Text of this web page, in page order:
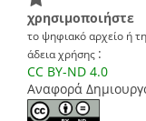
χρησιμοποιήστε
το ψηφιακό αρχείο ή
άδεια χρήσης :
CC BY-ND 4.0
Αναφορά